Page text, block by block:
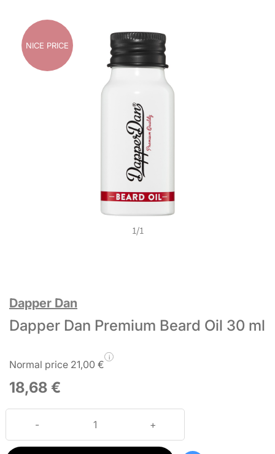
NICE PRICE
1/1
Dapper Dan
Dapper Dan Premium Beard Oil 30 ml
Normal price 21,00 €
i
18,68 €